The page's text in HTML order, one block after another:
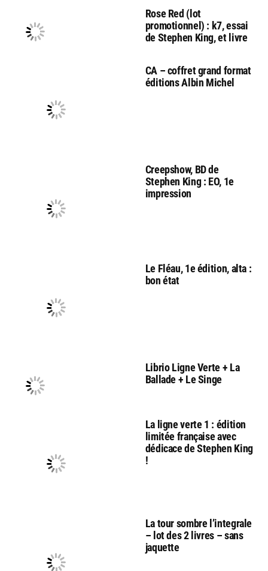
Rose Red (lot
promotionnel) : k7, essai
de Stephen King, et livre
CA – coffret grand format
éditions Albin Michel
Creepshow, BD de
Stephen King : EO, 1e
impression
Le Fléau, 1e édition, alta :
bon état
Librio Ligne Verte + La
Ballade + Le Singe
La ligne verte 1 : édition
limitée française avec
dédicace de Stephen King
!
La tour sombre l’integrale
– lot des 2 livres – sans
jaquette